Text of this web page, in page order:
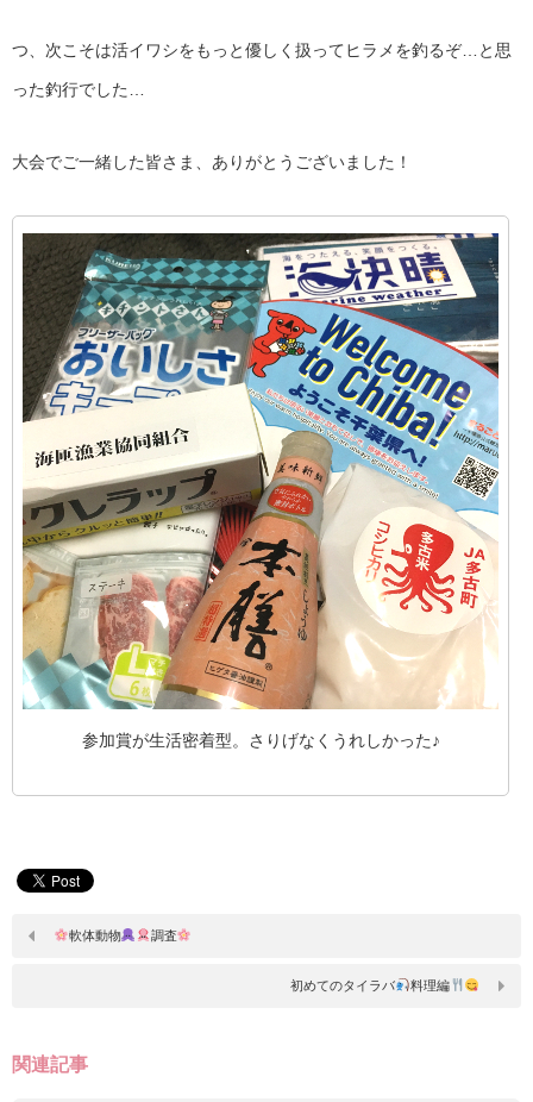
つ、次こそは活イワシをもっと優しく扱ってヒラメを釣るぞ…と思
った釣行でした…
大会でご一緒した皆さま、ありがとうございました！
参加賞が生活密着型。さりげなくうれしかった♪
軟体動物 調査
初めてのタイラバ 料理編
関連記事